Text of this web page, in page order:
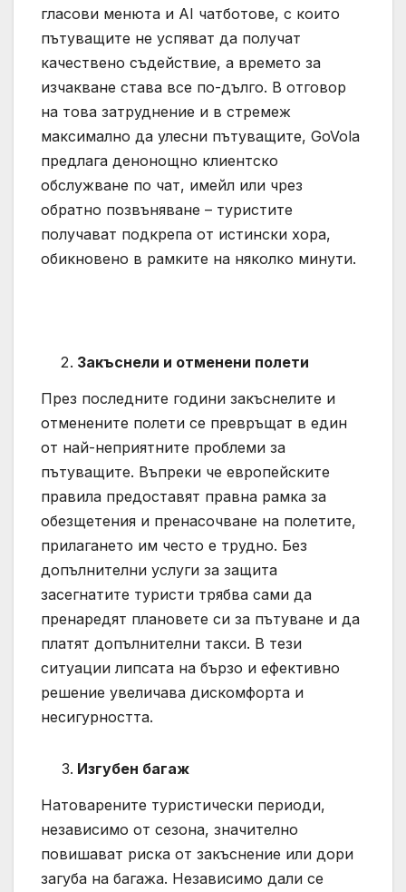
гласови менюта и AI чатботове, с които
пътуващите не успяват да получат
качествено съдействие, а времето за
изчакване става все по-дълго. В отговор
на това затруднение и в стремеж
максимално да улесни пътуващите, GoVola
предлага денонощно клиентско
обслужване по чат, имейл или чрез
обратно позвъняване – туристите
получават подкрепа от истински хора,
обикновено в рамките на няколко минути.
Закъснели и отменени полети
През последните години закъснелите и
отменените полети се превръщат в един
от най-неприятните проблеми за
пътуващите. Въпреки че европейските
правила предоставят правна рамка за
обезщетения и пренасочване на полетите,
прилагането им често е трудно. Без
допълнителни услуги за защита
засегнатите туристи трябва сами да
пренаредят плановете си за пътуване и да
платят допълнителни такси. В тези
ситуации липсата на бързо и ефективно
решение увеличава дискомфорта и
несигурността.
Изгубен багаж
Натоварените туристически периоди,
независимо от сезона, значително
повишават риска от закъснение или дори
загуба на багажа. Независимо дали се